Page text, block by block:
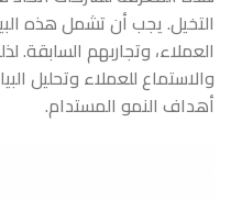
التخيل. يجب أن تشمل هذه
العملاء، وتجاربهم السابقة.
والاستماع للعملاء وتحليل
أهداف النمو المستدام.